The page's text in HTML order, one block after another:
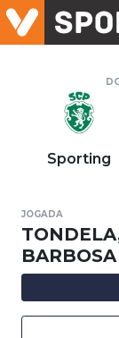
Sporting
JOGADA